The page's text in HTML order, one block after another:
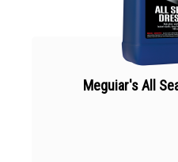
Meguiar's All